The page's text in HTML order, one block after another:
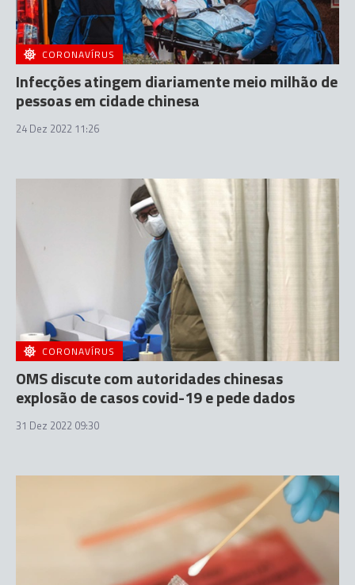
CORONAVÍRUS
Infecções atingem diariamente meio milhão de
pessoas em cidade chinesa
24 Dez 2022 11:26
CORONAVÍRUS
OMS discute com autoridades chinesas
explosão de casos covid-19 e pede dados
31 Dez 2022 09:30